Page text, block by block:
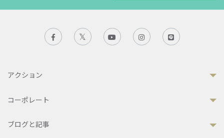
アクション
コーポレート
ブログと記事